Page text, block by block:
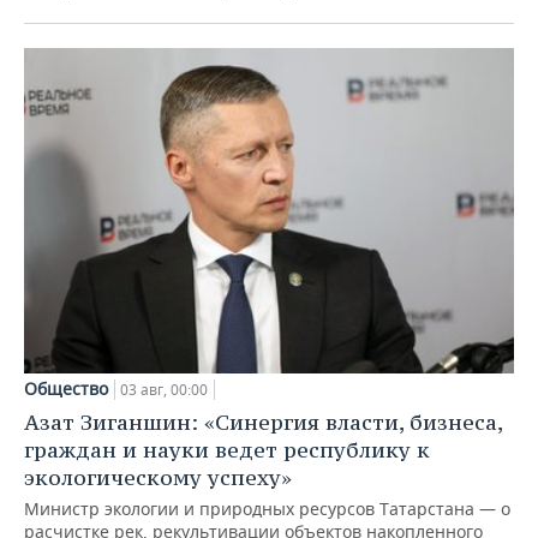
Общество 03 авг, 00:00
Азат Зиганшин: «Синергия власти, бизнеса,
граждан и науки ведет республику к
экологическому успеху»
Министр экологии и природных ресурсов Татарстана — о
расчистке рек, рекультивации объектов накопленного